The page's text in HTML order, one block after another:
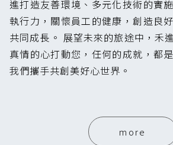
進打造友善環境、多元化技術的實
執行力，關懷員工的健康，創造良
共同成長。 展望未來的旅途中，禾
真情的心打動您，任何的成就，都
我們攜手共創美好心世界。
more